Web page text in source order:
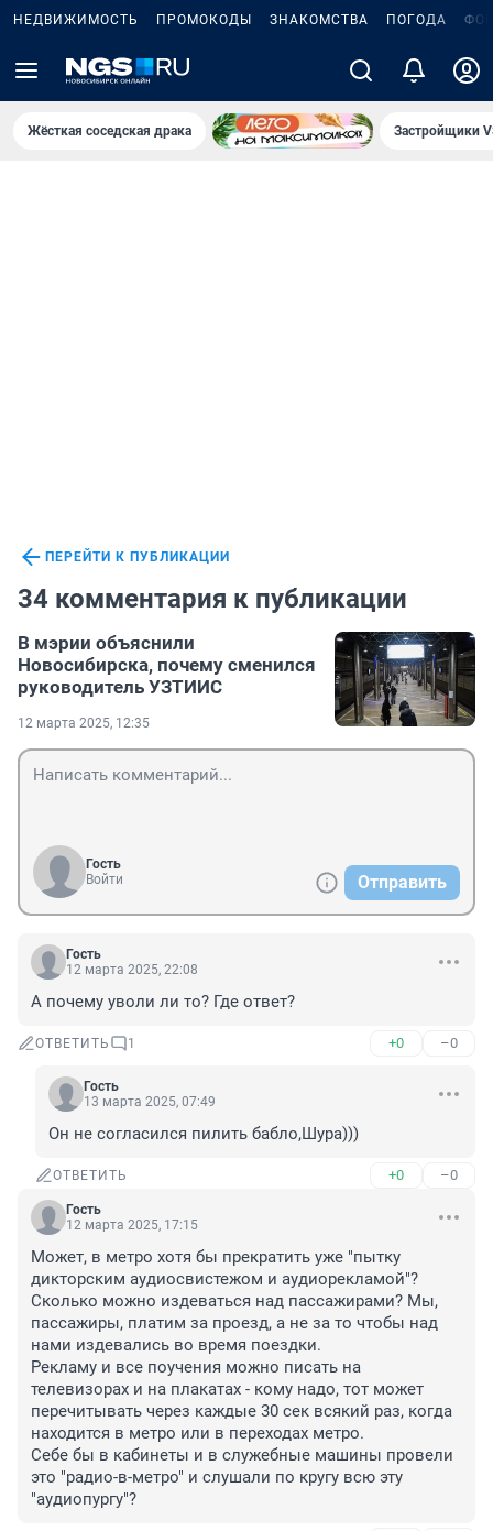
НЕДВИЖИМОСТЬ ПРОМОКОДЫ ЗНАКОМСТВА ПОГОДА
Жёсткая соседская драка Застройщики
ПЕРЕЙТИ К ПУБЛИКАЦИИ
34 комментария к публикации
В мэрии объяснили
Новосибирска, почему сменился
руководитель УЗТИИС
12 марта 2025, 12:35
Гость
Войти
Отправить
Гость
12 марта 2025, 22:08
А почему уволи ли то? Где ответ?
ОТВЕТИТЬ 1 +0 –0
Гость
13 марта 2025, 07:49
Он не согласился пилить бабло,Шура)))
ОТВЕТИТЬ +0 –0
Гость
12 марта 2025, 17:15
Может, в метро хотя бы прекратить уже "пытку
дикторским аудиосвистежом и аудиорекламой"?
Сколько можно издеваться над пассажирами? Мы,
пассажиры, платим за проезд, а не за то чтобы над
нами издевались во время поездки.
Рекламу и все поучения можно писать на
телевизорах и на плакатах - кому надо, тот может
перечитывать через каждые 30 сек всякий раз, когда
находится в метро или в переходах метро.
Себе бы в кабинеты и в служебные машины провели
это "радио-в-метро" и слушали по кругу всю эту
"аудиопургу"?